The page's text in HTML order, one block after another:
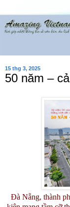
15 thg 3, 2025
50 năm –
Đà Nẵng, thành